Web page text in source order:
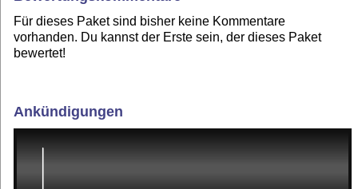
Für dieses Paket sind bisher keine Kommentare
vorhanden. Du kannst der Erste sein, der dieses Paket
bewertet!
Ankündigungen